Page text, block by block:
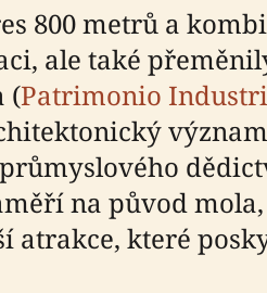
800 metrů a
ale také
(Patrimonio
na původ
které